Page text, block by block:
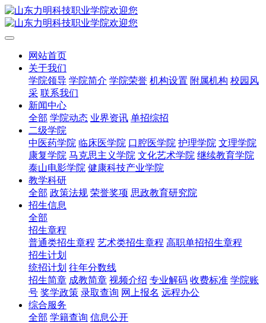
网站首页
关于我们
学院领导 学院简介 学院荣誉 机构设置 附属机构 校园风
采 联系我们
新闻中心
全部 学院动态 业界资讯 单招综招
二级学院
中医药学院 临床医学院 口腔医学院 护理学院 文理学院
康复学院 马克思主义学院 文化艺术学院 继续教育学院
泰山电影学院 健康科技产业学院
教学科研
全部 政策法规 荣誉奖项 思政教育研究院
招生信息
全部
招生章程
普通类招生章程 艺术类招生章程 高职单招招生章程
招生计划
统招计划 往年分数线
招生简章 成教简章 视频介绍 专业解码 收费标准 学院账
号 奖学政策 录取查询 网上报名 远程办公
综合服务
全部 学籍查询 信息公开